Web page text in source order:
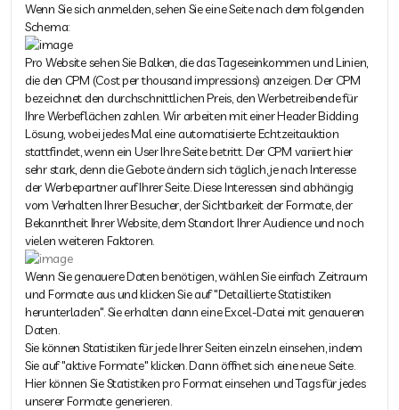
Wenn Sie sich anmelden, sehen Sie eine Seite nach dem folgenden
Schema:
Pro Website sehen Sie Balken, die das Tageseinkommen und Linien,
die den CPM (Cost per thousand impressions) anzeigen. Der CPM
bezeichnet den durchschnittlichen Preis, den Werbetreibende für
Ihre Werbeflächen zahlen. Wir arbeiten mit einer Header Bidding
Lösung, wobei jedes Mal eine automatisierte Echtzeitauktion
stattfindet, wenn ein User Ihre Seite betritt. Der CPM variiert hier
sehr stark, denn die Gebote ändern sich täglich, je nach Interesse
der Werbepartner auf Ihrer Seite. Diese Interessen sind abhängig
vom Verhalten Ihrer Besucher, der Sichtbarkeit der Formate, der
Bekanntheit Ihrer Website, dem Standort Ihrer Audience und noch
vielen weiteren Faktoren.
Wenn Sie genauere Daten benötigen, wählen Sie einfach Zeitraum
und Formate aus und klicken Sie auf "Detaillierte Statistiken
herunterladen". Sie erhalten dann eine Excel-Datei mit genaueren
Daten.
Sie können Statistiken für jede Ihrer Seiten einzeln einsehen, indem
Sie auf "aktive Formate" klicken. Dann öffnet sich eine neue Seite.
Hier können Sie Statistiken pro Format einsehen und Tags für jedes
unserer Formate generieren.